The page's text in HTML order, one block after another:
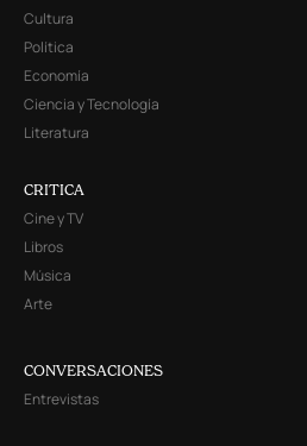
Cultura
Política
Economía
Ciencia y Tecnología
Literatura
CRITICA
Cine y TV
Libros
Música
Arte
CONVERSACIONES
Entrevistas